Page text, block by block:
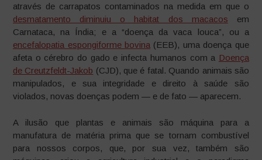
através de carrapatos contaminados na medida em que o
desmatamento diminuiu o habitat dos macacos em
Carnataca, na Índia; e a “doença da vaca louca”, ou a
encefalopatia espongiforme bovina (EEB), uma doença que
afeta o cérebro do gado e infecta humanos com a Doença
de Creutzfeldt-Jakob (CJD), que é fatal. Quando animais são
manipulados, e sua integridade e direito à saúde são
violados, novas doenças podem — e de fato — aparecem.
A ilusão que plantas e animais são máquina para a
manufatura de matéria prima que se tornam combustível
para nossos corpos, que, por sua vez, também são